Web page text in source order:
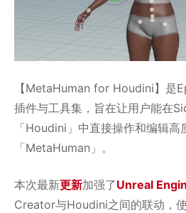
【MetaHuman for Houdini】是
插件与工具集，旨在让用户能在
「Houdini」中直接操作和编辑高
「MetaHuman」。
本次最新更新加强了Unreal
Creator与Houdini之间的联动，